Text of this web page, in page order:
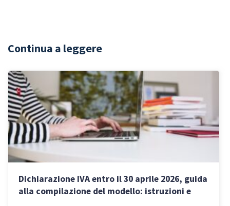
Continua a leggere
Dichiarazione IVA entro il 30 aprile 2026, guida
alla compilazione del modello: istruzioni e